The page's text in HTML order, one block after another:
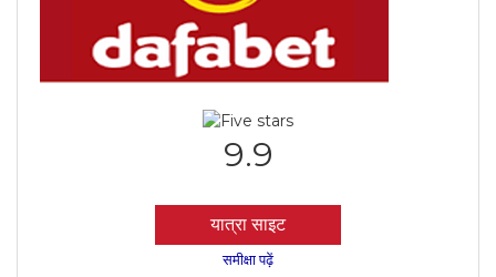
9.9
यात्रा साइट
समीक्षा पढ़ें